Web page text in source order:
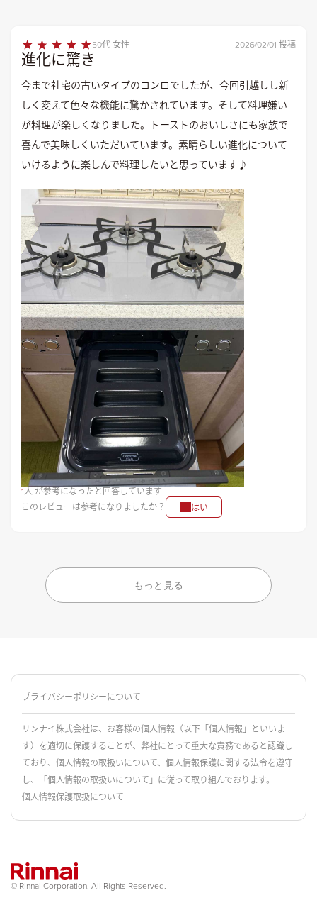
50代 女性 2026/02/01 投稿
進化に驚き
今まで社宅の古いタイプのコンロでしたが、今回引越しし新
しく変えて色々な機能に驚かされています。そして料理嫌い
が料理が楽しくなりました。トーストのおいしさにも家族で
喜んで美味しくいただいています。素晴らしい進化について
いけるように楽しんで料理したいと思っています♪
1人 が参考になったと回答しています
このレビューは参考になりましたか？
はい
もっと見る
プライバシーポリシーについて
リンナイ株式会社は、お客様の個人情報（以下「個人情報」といいま
す）を適切に保護することが、弊社にとって重大な責務であると認識し
ており、個人情報の取扱いについて、個人情報保護に関する法令を遵守
し、「個人情報の取扱いについて」に従って取り組んでおります。
個人情報保護取扱について
© Rinnai Corporation. All Rights Reserved.